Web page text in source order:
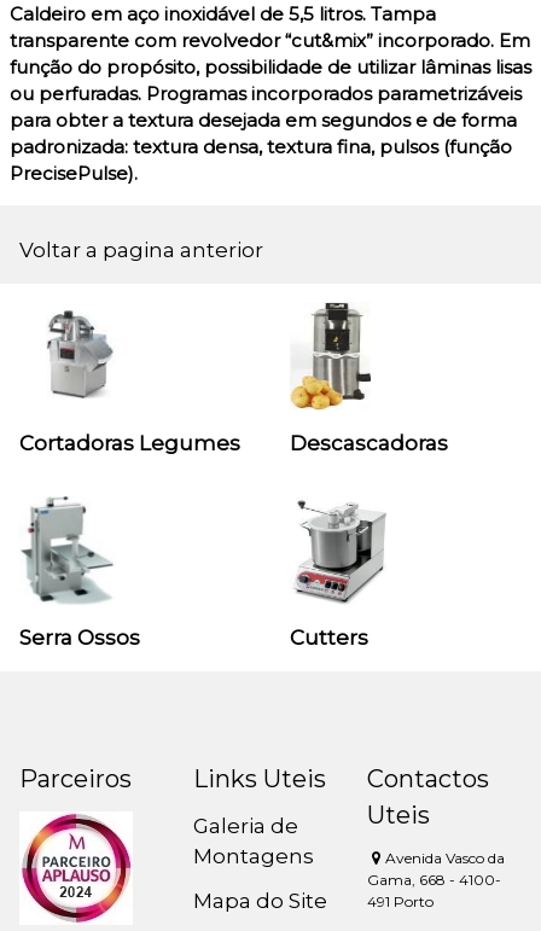
Caldeiro em aço inoxidável de 5,5 litros. Tampa
transparente com revolvedor “cut&mix” incorporado. Em
função do propósito, possibilidade de utilizar lâminas lisas
ou perfuradas. Programas incorporados parametrizáveis
para obter a textura desejada em segundos e de forma
padronizada: textura densa, textura fina, pulsos (função
PrecisePulse).
Voltar a pagina anterior
Cortadoras Legumes Descascadoras
Serra Ossos Cutters
Parceiros Links Uteis
Galeria de
Montagens
Mapa do Site
Contactos
Uteis
Avenida Vasco da
Gama, 668 - 4100-
491 Porto